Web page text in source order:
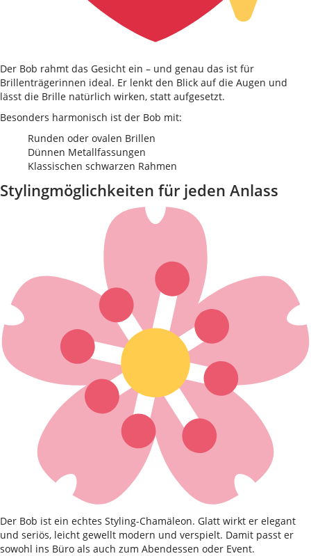
Der Bob rahmt das Gesicht ein – und genau das ist für
Brillenträgerinnen ideal. Er lenkt den Blick auf die Augen und
lässt die Brille natürlich wirken, statt aufgesetzt.
Besonders harmonisch ist der Bob mit:
Runden oder ovalen Brillen
Dünnen Metallfassungen
Klassischen schwarzen Rahmen
Stylingmöglichkeiten für jeden Anlass
Der Bob ist ein echtes Styling-Chamäleon. Glatt wirkt er elegant
und seriös, leicht gewellt modern und verspielt. Damit passt er
sowohl ins Büro als auch zum Abendessen oder Event.